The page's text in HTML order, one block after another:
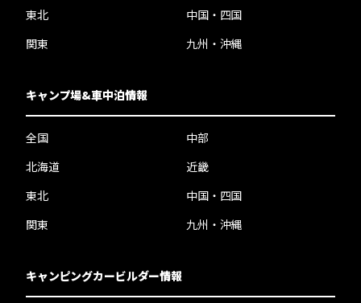
東北
関東
中国・四国
九州・沖縄
キャンプ場&車中泊情報
全国
北海道
東北
関東
中部
近畿
中国・四国
九州・沖縄
キャンピングカービルダー情報